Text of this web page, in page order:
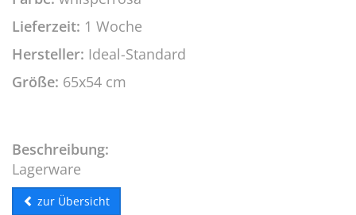
Lieferzeit: 1 Woche
Hersteller: Ideal-Standard
Größe: 65x54 cm
Beschreibung:
Lagerware
zur Übersicht